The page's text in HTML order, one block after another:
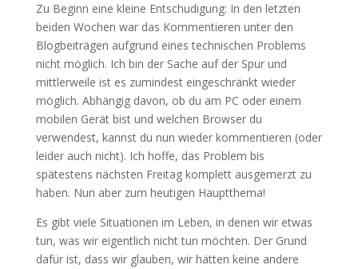
Zu Beginn eine kleine Entschudigung: In den letzten
beiden Wochen war das Kommentieren unter den
Blogbeiträgen aufgrund eines technischen Problems
nicht möglich. Ich bin der Sache auf der Spur und
mittlerweile ist es zumindest eingeschränkt wieder
möglich. Abhängig davon, ob du am PC oder einem
mobilen Gerät bist und welchen Browser du
verwendest, kannst du nun wieder kommentieren (oder
leider auch nicht). Ich hoffe, das Problem bis
spätestens nächsten Freitag komplett ausgemerzt zu
haben. Nun aber zum heutigen Hauptthema!
Es gibt viele Situationen im Leben, in denen wir etwas
tun, was wir eigentlich nicht tun möchten. Der Grund
dafür ist, dass wir glauben, wir hätten keine andere